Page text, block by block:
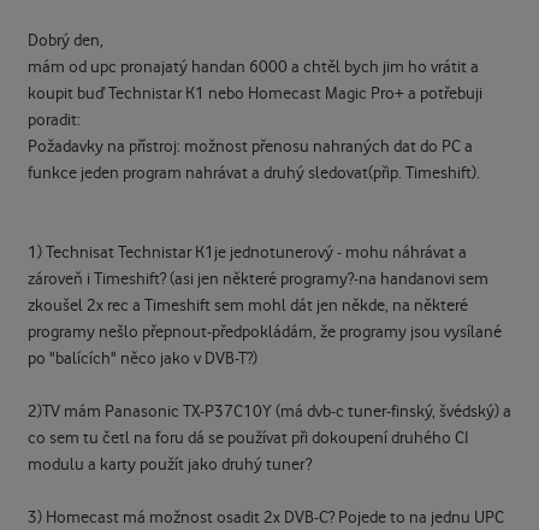
Dobrý den,
mám od upc pronajatý handan 6000 a chtěl bych jim ho vrátit a
koupit buď Technistar K1 nebo Homecast Magic Pro+ a potřebuji
poradit:
Požadavky na přístroj: možnost přenosu nahraných dat do PC a
funkce jeden program nahrávat a druhý sledovat(přip. Timeshift).
1) Technisat Technistar K1je jednotunerový - mohu náhrávat a
zároveň i Timeshift? (asi jen některé programy?-na handanovi sem
zkoušel 2x rec a Timeshift sem mohl dát jen někde, na některé
programy nešlo přepnout-předpokládám, že programy jsou vysílané
po "balících" něco jako v DVB-T?)
2)TV mám Panasonic TX-P37C10Y (má dvb-c tuner-finský, švédský) a
co sem tu četl na foru dá se používat při dokoupení druhého CI
modulu a karty použít jako druhý tuner?
3) Homecast má možnost osadit 2x DVB-C? Pojede to na jednu UPC